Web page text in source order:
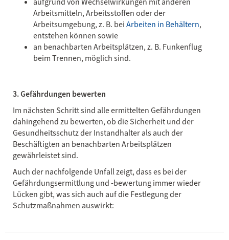
Arbeitsmitteln, Arbeitsstoffen oder der
Arbeitsumgebung, z. B. beiArbeiten in Behältern,
entstehen können sowie
an benachbarten Arbeitsplätzen, z. B. Funkenflug
beim Trennen, möglich sind.
3. Gefährdungen bewerten
Im nächsten Schritt sind alle ermittelten Gefährdungen
dahingehend zu bewerten, ob die Sicherheit und der
Gesundheitsschutz der Instandhalter als auch der
Beschäftigten an benachbarten Arbeitsplätzen
gewährleistet sind.
Auch der nachfolgende Unfall zeigt, dass es bei der
Gefährdungsermittlung und -bewertung immer wieder
Lücken gibt, was sich auch auf die Festlegung der
Schutzmaßnahmen auswirkt: